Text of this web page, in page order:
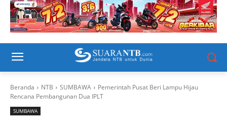
Beranda NTB SUMBAWA
Pemerintah Pusat Beri Lampu Hijau
Rencana Pembangunan Dua IPLT
SUMBAWA